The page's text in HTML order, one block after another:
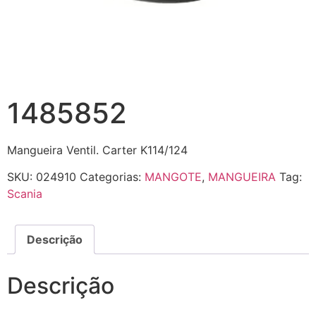
1485852
Mangueira Ventil. Carter K114/124
SKU: 024910 Categorias: MANGOTE, MANGUEIRA Tag:
Scania
Descrição
Descrição